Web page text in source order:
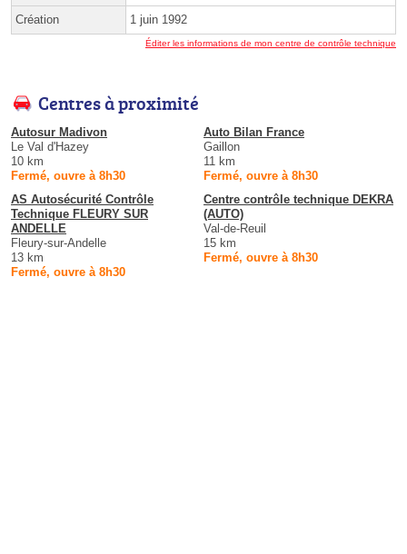
Création 1 juin 1992
Éditer les informations de mon centre de contrôle technique
Centres à proximité
Autosur Madivon
Le Val d'Hazey
10 km
Fermé, ouvre à 8h30
Auto Bilan France
Gaillon
11 km
Fermé, ouvre à 8h30
AS Autosécurité Contrôle
Technique FLEURY SUR
ANDELLE
Fleury-sur-Andelle
13 km
Fermé, ouvre à 8h30
Centre contrôle technique DEKRA
(AUTO)
Val-de-Reuil
15 km
Fermé, ouvre à 8h30